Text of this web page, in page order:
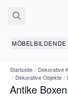
MÖBEL
Startseite / Dekorative
/ Dekorative Objekte /
Antike